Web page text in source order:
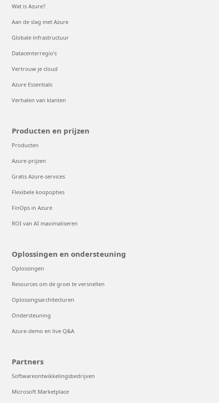
Wat is Azure?
Aan de slag met Azure
Globale infrastructuur
Datacenterregio's
Vertrouw je cloud
Azure Essentials
Verhalen van klanten
Producten en prijzen
Producten
Azure-prijzen
Gratis Azure-services
Flexibele koopopties
FinOps in Azure
ROI van AI maximaliseren
Oplossingen en ondersteuning
Oplossingen
Resources om de groei te versnellen
Oplossingsarchitecturen
Ondersteuning
Azure-demo en live Q&A
Partners
Softwareontwikkelingsbedrijven
Microsoft Marketplace